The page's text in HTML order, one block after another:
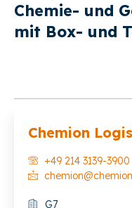
Chemie- und
mit Box- und
Chemion
+49 214 3139-3900
G7